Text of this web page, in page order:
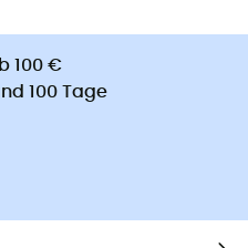
100 €
100 Tage